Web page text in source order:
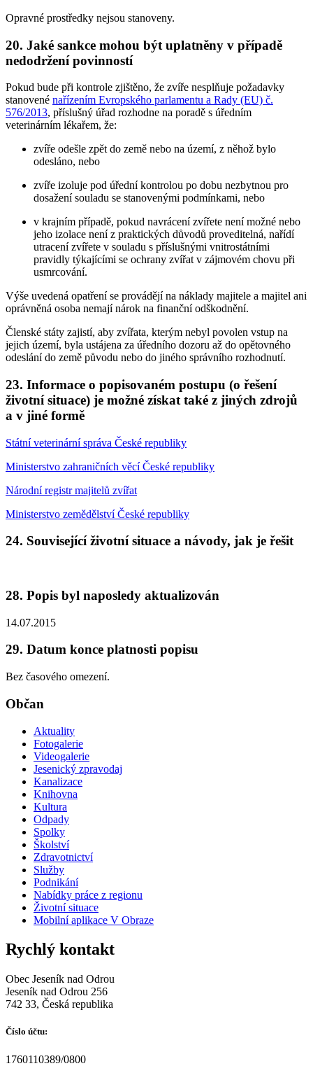
Opravné prostředky nejsou stanoveny.
20. Jaké sankce mohou být uplatněny v případě
nedodržení povinností
Pokud bude při kontrole zjištěno, že zvíře nesplňuje požadavky
stanovené nařízením Evropského parlamentu a Rady (EU) č.
576/2013, příslušný úřad rozhodne na poradě s úředním
veterinárním lékařem, že:
zvíře odešle zpět do země nebo na území, z něhož bylo
odesláno, nebo
zvíře izoluje pod úřední kontrolou po dobu nezbytnou pro
dosažení souladu se stanovenými podmínkami, nebo
v krajním případě, pokud navrácení zvířete není možné nebo
jeho izolace není z praktických důvodů proveditelná, nařídí
utracení zvířete v souladu s příslušnými vnitrostátními
pravidly týkajícími se ochrany zvířat v zájmovém chovu při
usmrcování.
Výše uvedená opatření se provádějí na náklady majitele a majitel ani
oprávněná osoba nemají nárok na finanční odškodnění.
Členské státy zajistí, aby zvířata, kterým nebyl povolen vstup na
jejich území, byla ustájena za úředního dozoru až do opětovného
odeslání do země původu nebo do jiného správního rozhodnutí.
23. Informace o popisovaném postupu (o řešení
životní situace) je možné získat také z jiných zdrojů
a v jiné formě
Státní veterinární správa České republiky
Ministerstvo zahraničních věcí České republiky
Národní registr majitelů zvířat
Ministerstvo zemědělství České republiky
24. Související životní situace a návody, jak je řešit
28. Popis byl naposledy aktualizován
14.07.2015
29. Datum konce platnosti popisu
Bez časového omezení.
Občan
Aktuality
Fotogalerie
Videogalerie
Jesenický zpravodaj
Kanalizace
Knihovna
Kultura
Odpady
Spolky
Školství
Zdravotnictví
Služby
Podnikání
Nabídky práce z regionu
Životní situace
Mobilní aplikace V Obraze
Rychlý kontakt
Obec Jeseník nad Odrou
Jeseník nad Odrou 256
742 33, Česká republika
Číslo účtu:
1760110389/0800